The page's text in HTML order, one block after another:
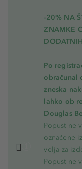
-20% NA
ZNAMKE
Po
obračunal
zneska
lahko ob
Douglas
Popust ne
označene
velja za
Popust ne